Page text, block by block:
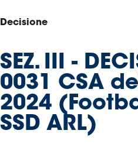
Tecnici
Paralimpico
Serie
A
Women
Serie
B
Decisione
SEZ. III -
0031 CSA
2024
SSD ARL)